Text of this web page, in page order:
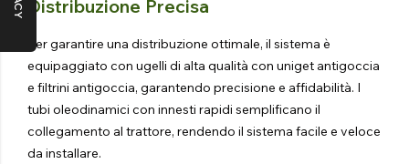
Distribuzione Precisa
Per garantire una distribuzione ottimale, il sistema è
equipaggiato con ugelli di alta qualità con uniget antigoccia
e filtrini antigoccia, garantendo precisione e affidabilità. I
tubi oleodinamici con innesti rapidi semplificano il
collegamento al trattore, rendendo il sistema facile e veloce
da installare.